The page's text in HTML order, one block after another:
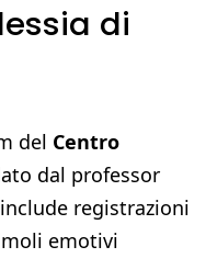
di
del Centro
dal professor
registrazioni
emotivi